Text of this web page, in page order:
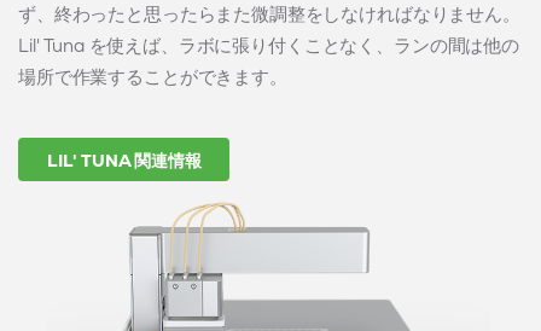
ず、終わったと思ったらまた微調整をしなければなりません。
Lil' Tuna を使えば、ラボに張り付くことなく、ランの間は他の
場所で作業することができます。
LIL' TUNA 関連情報